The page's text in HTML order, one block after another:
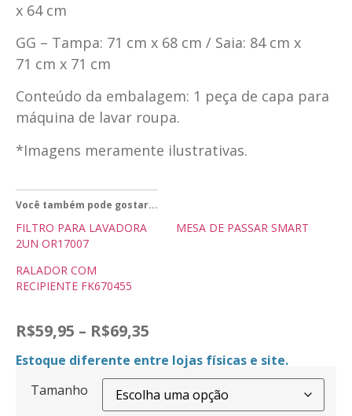
x 64 cm
GG – Tampa: 71 cm x 68 cm / Saia: 84 cm x
71 cm x 71 cm
Conteúdo da embalagem: 1 peça de capa para
máquina de lavar roupa.
*Imagens meramente ilustrativas.
Você também pode gostar...
FILTRO PARA LAVADORA
2UN OR17007
MESA DE PASSAR SMART
RALADOR COM
RECIPIENTE FK670455
R$59,95 – R$69,35
Estoque diferente entre lojas físicas e site.
Tamanho